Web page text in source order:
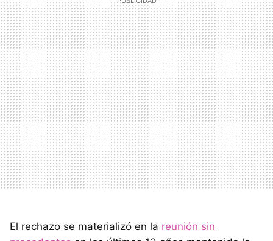
El rechazo se materializó en la reunión sin